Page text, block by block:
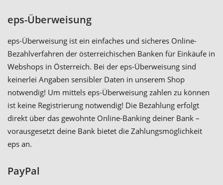
eps-Überweisung
eps-Überweisung ist ein einfaches und sicheres Online-
Bezahlverfahren der österreichischen Banken für Einkäufe in
Webshops in Österreich. Bei der eps-Überweisung sind
keinerlei Angaben sensibler Daten in unserem Shop
notwendig! Um mittels eps-Überweisung zahlen zu können
ist keine Registrierung notwendig! Die Bezahlung erfolgt
direkt über das gewohnte Online-Banking deiner Bank –
vorausgesetzt deine Bank bietet die Zahlungsmöglichkeit
eps an.
PayPal